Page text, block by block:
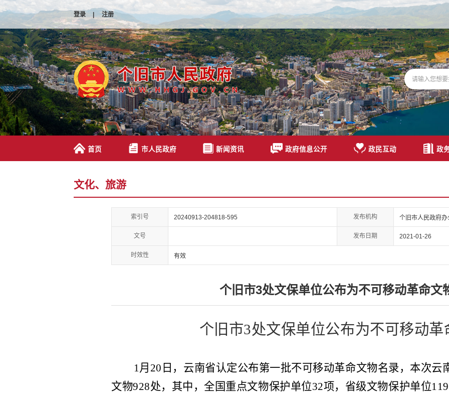
登录 | 注册
首页 市人民政府 新闻资讯 政府信息公开 政民互动 政
文化、旅游
索引号 20240913-204818-595 发布机构 个旧市人民政府办
文号 发布日期 2021-01-26
时效性 有效
个旧市3处文保单位公布为不可移动革命文
个旧市3处文保单位公布为不可移动革
1月20日 ， 云南省认定公布第一批不可移动革命文物名录 ， 本次云
文物928处， 其中，全国重点文物保护单位32项 ， 省级文物保护单位